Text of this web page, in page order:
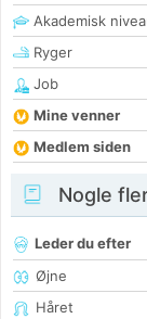
Akademisk
Ryger
Job
Mine venner
Medlem siden
Nogle
Leder du efter
Øjne
Håret